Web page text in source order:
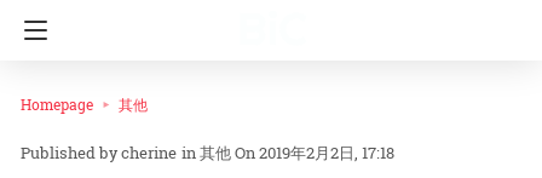
Homepage 其他
cherine in其他On 2019年2月2日, 17:18